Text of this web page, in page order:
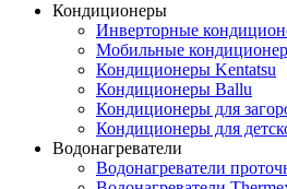
Кондиционеры
Инверторные
Мобильные
Кондиционеры Kentatsu
Кондиционеры Ballu
Кондиционеры для
Кондиционеры для
Водонагреватели
Водонагреватели